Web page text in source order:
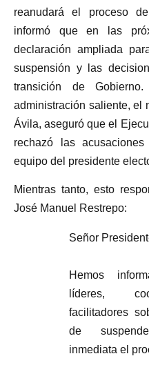
reanudará el proceso
informó que en las
declaración ampliada
suspensión y las
transición de
administración saliente, el
Ávila, aseguró que el
rechazó las
equipo del presidente
Mientras tanto, esto
José Manuel Restrepo:
Señor
Hemos
líderes,
facilitadores
de
inmediata el